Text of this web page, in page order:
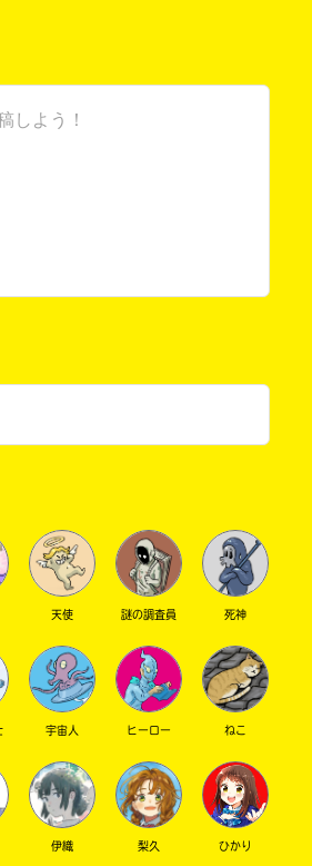
.. .
ぁぁ！！熱唱していたの
日！一日に従兄弟に会いま
性 ／ 中学1年
人気 !! わかる
たんだね･･･早いなぁ
す。
！よければポプ友に･･･なり
というのは、キミノマチでの
かね･･･。
！？なんだろ〜〜？楽し
んだね
私は東北地方に住
天使 謎の調査員 死神
宇宙人 ヒーロー ねこ
伊織 梨久 ひかり
内
容
ー
が